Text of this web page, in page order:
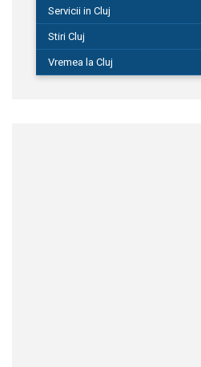
Servicii in Cluj
Stiri Cluj
Vremea la Cluj